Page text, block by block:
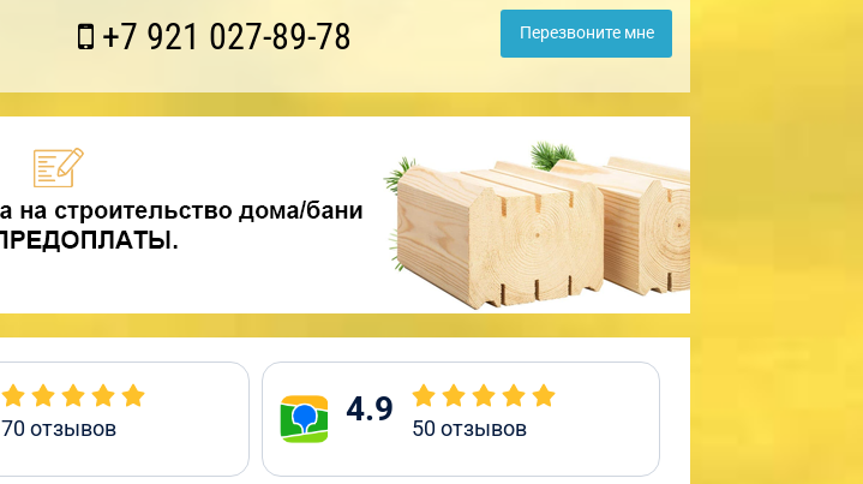
+7 921 027-89-78 Перезвоните мне
70отзывов 4.9 50отзывов